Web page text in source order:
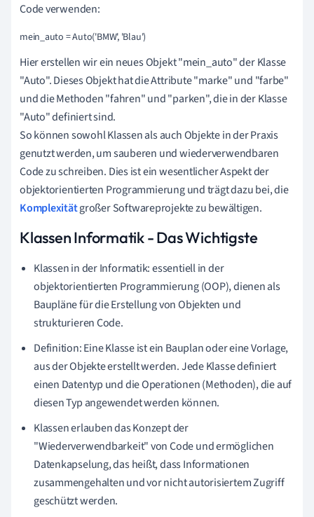
Code verwenden:
Hier erstellen wir ein neues Objekt "mein_auto" der Klasse
"Auto". Dieses Objekt hat die Attribute "marke" und "farbe"
und die Methoden "fahren" und "parken", die in der Klasse
"Auto" definiert sind.
So können sowohl Klassen als auch Objekte in der Praxis
genutzt werden, um sauberen und wiederverwendbaren
Code zu schreiben. Dies ist ein wesentlicher Aspekt der
objektorientierten Programmierung und trägt dazu bei, die
Komplexitätgroßer Softwareprojekte zu bewältigen.
Klassen Informatik - Das Wichtigste
Klassen in der Informatik: essentiell in der
objektorientierten Programmierung (OOP), dienen als
Baupläne für die Erstellung von Objekten und
strukturieren Code.
Definition: Eine Klasse ist ein Bauplan oder eine Vorlage,
aus der Objekte erstellt werden. Jede Klasse definiert
einen Datentyp und die Operationen (Methoden), die auf
diesen Typ angewendet werden können.
Klassen erlauben das Konzept der
"Wiederverwendbarkeit" von Code und ermöglichen
Datenkapselung, das heißt, dass Informationen
zusammengehalten und vor nicht autorisiertem Zugriff
geschützt werden.